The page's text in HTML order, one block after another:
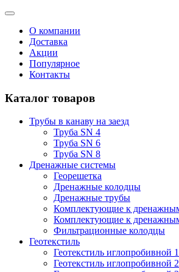
О компании
Доставка
Акции
Популярное
Контакты
Каталог товаров
Трубы в канаву на заезд
Труба SN 4
Труба SN 6
Труба SN 8
Дренажные системы
Георешетка
Дренажные колодцы
Дренажные трубы
Комплектующие к
Комплектующие к
Фильтрационные колодцы
Геотекстиль
Геотекстиль иглопробивной
Геотекстиль иглопробивной